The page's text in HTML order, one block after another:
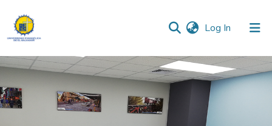
Log In (current)
Communities & Collections
All of DSpace